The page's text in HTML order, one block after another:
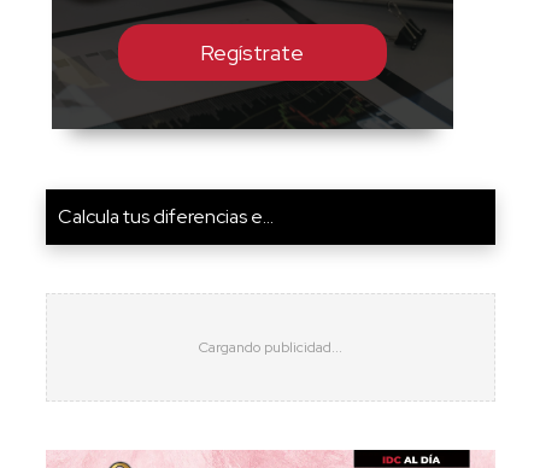
Regístrate
Calcula tus diferencias e...